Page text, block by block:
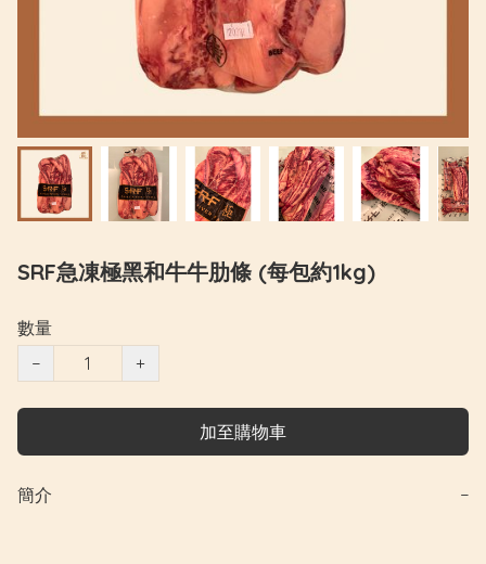
SRF急凍極黑和牛牛肋條 (每包約1kg)
數量
−
+
加至購物車
簡介 −